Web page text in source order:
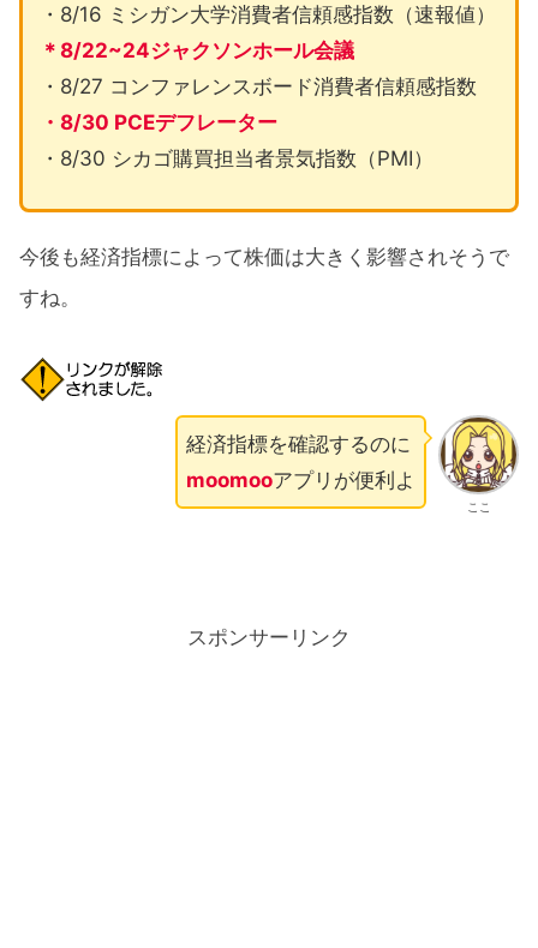
・8/16 ミシガン大学消費者信頼感指数（速報値）
＊8/22~24ジャクソンホール会議
・8/27 コンファレンスボード消費者信頼感指数
・8/30 PCEデフレーター
・8/30 シカゴ購買担当者景気指数（PMI）
今後も経済指標によって株価は大きく影響されそうで
すね。
ここ
経済指標を確認するのに
moomooアプリが便利よ
スポンサーリンク